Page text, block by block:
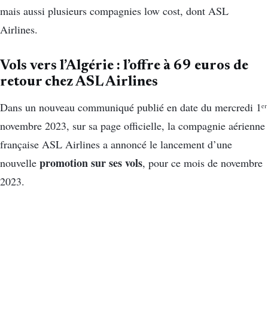
mais aussi plusieurs compagnies low cost, dont ASL
Airlines.
Vols vers l’Algérie : l’offre à 69 euros de
retour chez ASL Airlines
Dans un nouveau communiqué publié en date du mercredi 1ᵉʳ
novembre 2023, sur sa page officielle, la compagnie aérienne
française ASL Airlines a annoncé le lancement d’une
nouvelle promotion sur ses vols, pour ce mois de novembre
2023.